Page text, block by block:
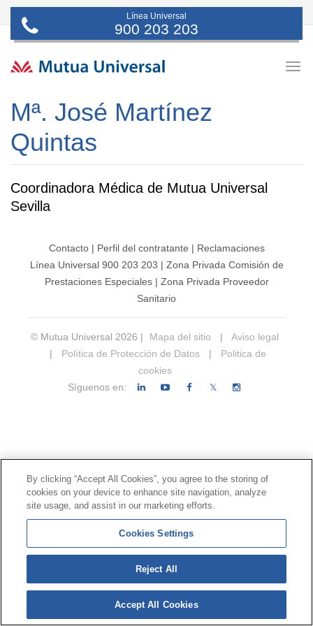
Línea Universal
900 203 203
Mª. José Martínez
Quintas
Coordinadora Médica de Mutua Universal
Sevilla
Contacto| Perfil del contratante | Reclamaciones
Línea Universal 900 203 203 | Zona Privada Comisión de
Prestaciones Especiales| Zona Privada Proveedor
Sanitario
© Mutua Universal 2026 | Mapa del sitio |
Aviso legal
|
Política de Protección de Datos |
Politica de
cookies
Síguenos en:
𝕏
By clicking “Accept All Cookies”, you agree to the storing of
cookies on your device to enhance site navigation, analyze
site usage, and assist in our marketing efforts.
Cookies Settings
Reject All
Accept All Cookies